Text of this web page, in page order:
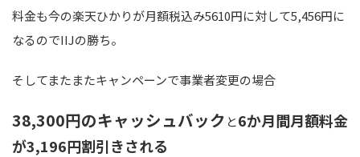
料金も今の楽天ひかりが月額税込み5610円に対して5,456円に
なるのでIIJの勝ち。
そしてまたまたキャンペーンで事業者変更の場合
38,300円のキャッシュバック と6か月間月額料金
が3,196円割引きされる